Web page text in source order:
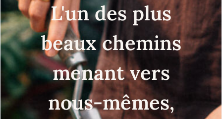
L'un des plus
beaux chemins
menant vers
nous-mêmes,